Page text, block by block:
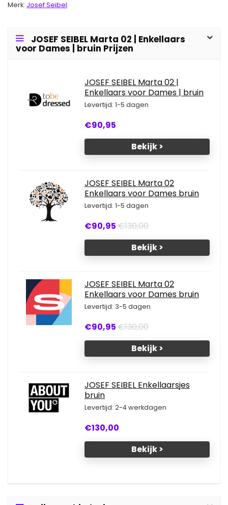
Merk: Josef Seibel
JOSEF SEIBEL Marta 02 | Enkellaars
voor Dames | bruin Prijzen
JOSEF SEIBEL Marta 02 |
Enkellaars voor Dames | bruin
Levertijd: 1-5 dagen
€90,95
Bekijk >
JOSEF SEIBEL Marta 02
Enkellaars voor Dames bruin
Levertijd: 1-5 dagen
€90,95€130,00
Bekijk >
JOSEF SEIBEL Marta 02
Enkellaars voor Dames bruin
Levertijd: 3-5 dagen
€90,95€130,00
Bekijk >
JOSEF SEIBEL Enkellaarsjes
bruin
Levertijd: 2-4 werkdagen
€130,00
Bekijk >